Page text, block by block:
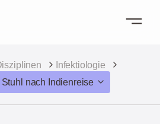
Infektiologie
nach Indienreise